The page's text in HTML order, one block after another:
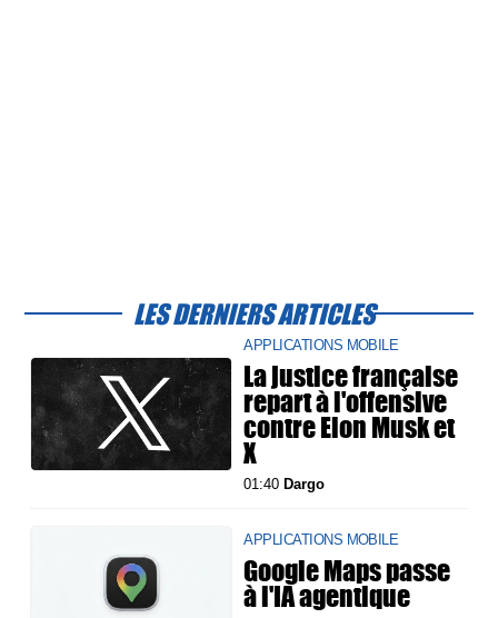
LES DERNIERS ARTICLES
APPLICATIONS MOBILE
La justice française
repart à l'offensive
contre Elon Musk et
X
01:40 Dargo
APPLICATIONS MOBILE
Google Maps passe
à l'IA agentique